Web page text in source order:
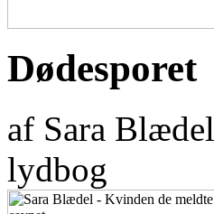
Dødesporet
af Sara Blædel
lydbog